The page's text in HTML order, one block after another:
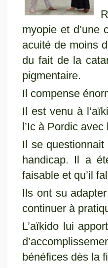
myopie et d’une
acuité de moins
du fait de la
pigmentaire.
Il compense
Il est venu à
l’Ic à Pordic
Il se
handicap. Il a
faisable et qu’il
Ils ont su
continuer à
L’aïkido lui
bénéfices dès la